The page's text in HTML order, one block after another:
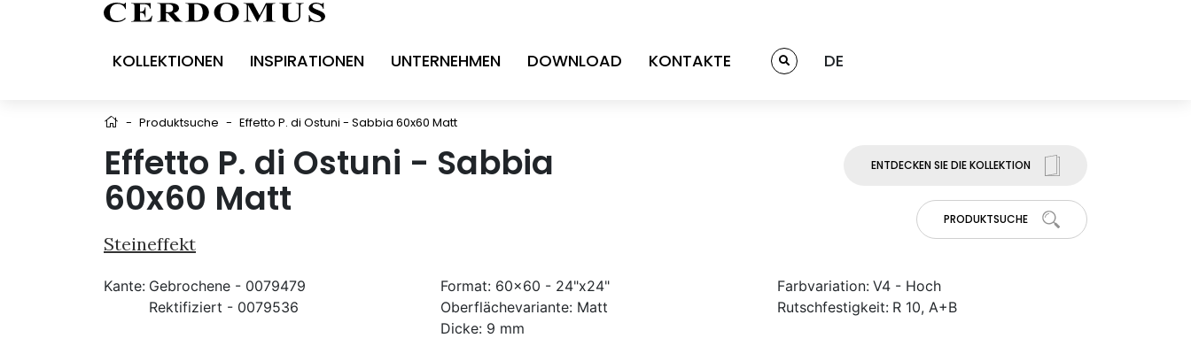
KOLLEKTIONEN INSPIRATIONEN UNTERNEHMEN DOWNLOAD KONTAKTE DE
- Produktsuche - Effetto P. di Ostuni - Sabbia 60x60 Matt
Effetto P. di Ostuni - Sabbia
60x60 Matt
Steineffekt
ENTDECKEN SIE DIE KOLLEKTION
PRODUKTSUCHE
Kante: Gebrochene - 0079479
Rektifiziert - 0079536
Format: 60x60 - 24"x24"
Oberflächevariante: Matt
Dicke: 9 mm
Farbvariation: V4 - Hoch
Rutschfestigkeit: R 10, A+B